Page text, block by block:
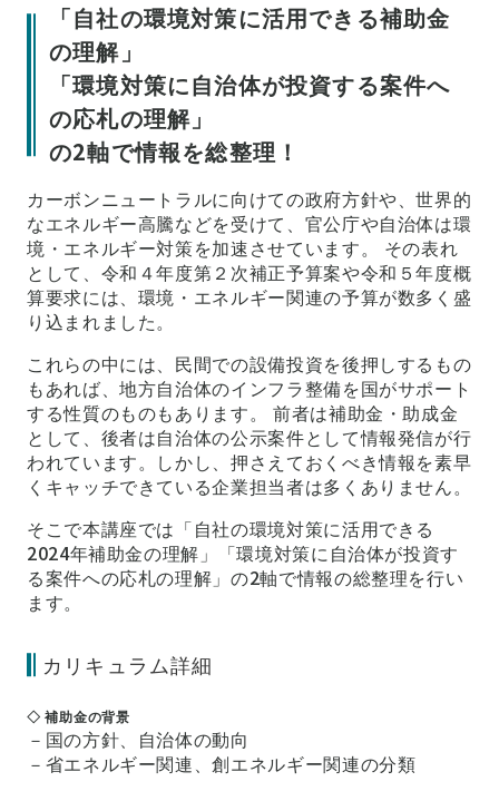
「自社の環境対策に活用できる補助金
の理解」
「環境対策に自治体が投資する案件へ
の応札の理解」
の2軸で情報を総整理！
カーボンニュートラルに向けての政府方針や、世界的
なエネルギー高騰などを受けて、官公庁や自治体は環
境・エネルギー対策を加速させています。 その表れ
として、令和４年度第２次補正予算案や令和５年度概
算要求には、環境・エネルギー関連の予算が数多く盛
り込まれました。
これらの中には、民間での設備投資を後押しするもの
もあれば、地方自治体のインフラ整備を国がサポート
する性質のものもあります。 前者は補助金・助成金
として、後者は自治体の公示案件として情報発信が行
われています。しかし、押さえておくべき情報を素早
くキャッチできている企業担当者は多くありません。
そこで本講座では「自社の環境対策に活用できる
2024年補助金の理解」「環境対策に自治体が投資す
る案件への応札の理解」の2軸で情報の総整理を行い
ます。
カリキュラム詳細
◇ 補助金の背景
－国の方針、自治体の動向
－省エネルギー関連、創エネルギー関連の分類